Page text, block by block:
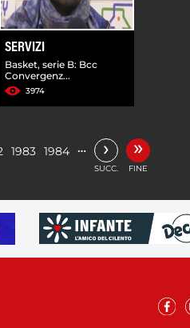
SERVIZI
Basket, serie B: Bcc
Convergenz...
3974
1983 1984 … ›
SUCC.
»
FINE